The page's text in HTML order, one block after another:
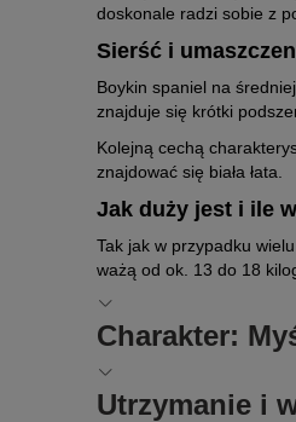
doskonale radzi sobie z
Sierść i
Boykin spaniel na
znajduje się krótki
Kolejną cechą
znajdować się biała łata.
Jak duży jest i ile
Tak jak w przypadku
ważą od ok. 13 do 18
Charakter:
Jak na psa myśliwskiego
uwagą podąża za
Utrzymanie i